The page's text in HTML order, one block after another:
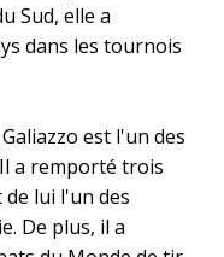
Sud, elle a
dans les tournois
est l'un des
a remporté trois
de lui l'un des
De plus, il a